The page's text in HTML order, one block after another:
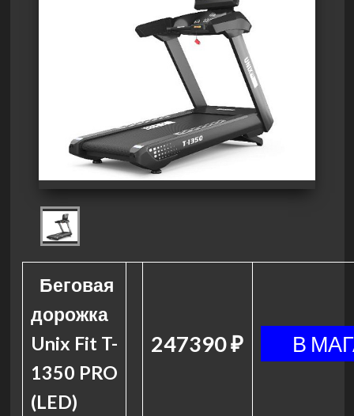
Беговая
дорожка
Unix Fit T-
1350 PRO
(LED)
247390 ₽